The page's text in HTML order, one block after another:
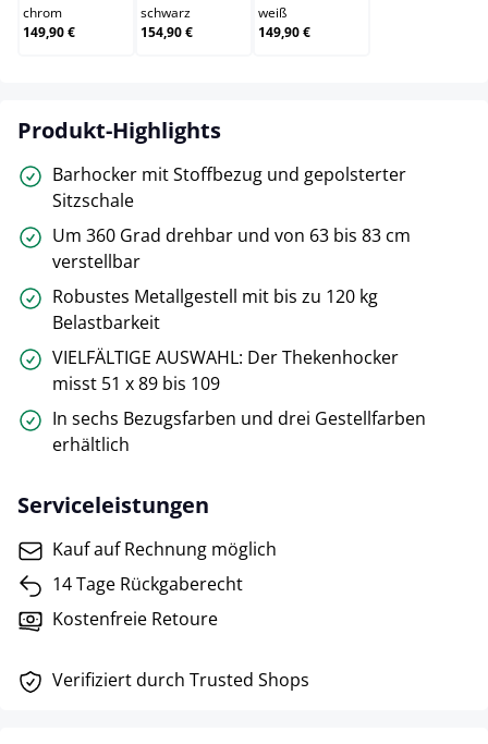
chrom
149,90 €
schwarz
154,90 €
weiß
149,90 €
Produkt-Highlights
Barhocker mit Stoffbezug und gepolsterter
Sitzschale
Um 360 Grad drehbar und von 63 bis 83 cm
verstellbar
Robustes Metallgestell mit bis zu 120 kg
Belastbarkeit
VIELFÄLTIGE AUSWAHL: Der Thekenhocker
misst 51 x 89 bis 109
In sechs Bezugsfarben und drei Gestellfarben
erhältlich
Serviceleistungen
Kauf auf Rechnung möglich
14 Tage Rückgaberecht
Kostenfreie Retoure
Verifiziert durch Trusted Shops